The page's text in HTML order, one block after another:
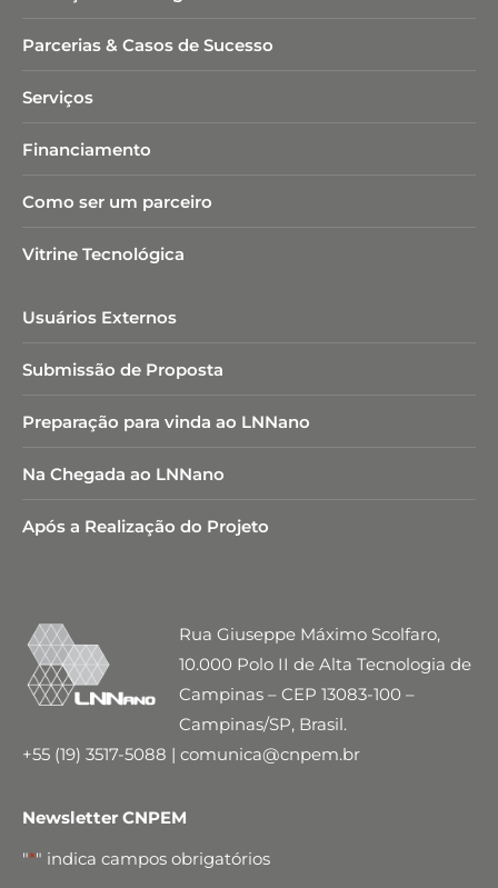
Parcerias & Casos de Sucesso
Serviços
Financiamento
Como ser um parceiro
Vitrine Tecnológica
Usuários Externos
Submissão de Proposta
Preparação para vinda ao LNNano
Na Chegada ao LNNano
Após a Realização do Projeto
Rua Giuseppe Máximo Scolfaro,
10.000 Polo II de Alta Tecnologia de
Campinas – CEP 13083-100 –
Campinas/SP, Brasil.
+55 (19) 3517-5088 | comunica@cnpem.br
Newsletter CNPEM
"*" indica campos obrigatórios